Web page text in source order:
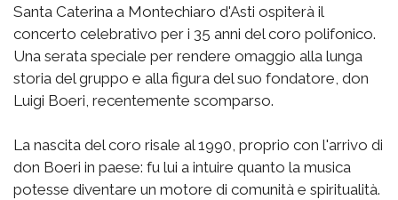
Santa Caterina a Montechiaro d'Asti ospiterà il
concerto celebrativo per i 35 anni del coro polifonico.
Una serata speciale per rendere omaggio alla lunga
storia del gruppo e alla figura del suo fondatore, don
Luigi Boeri, recentemente scomparso.
La nascita del coro risale al 1990, proprio con l'arrivo di
don Boeri in paese: fu lui a intuire quanto la musica
potesse diventare un motore di comunità e spiritualità.